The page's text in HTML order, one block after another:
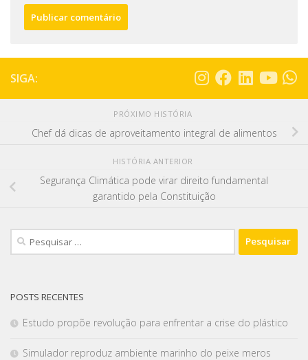
SIGA:
PRÓXIMO HISTÓRIA
Chef dá dicas de aproveitamento integral de alimentos
HISTÓRIA ANTERIOR
Segurança Climática pode virar direito fundamental
garantido pela Constituição
POSTS RECENTES
Estudo propõe revolução para enfrentar a crise do plástico
Simulador reproduz ambiente marinho do peixe meros